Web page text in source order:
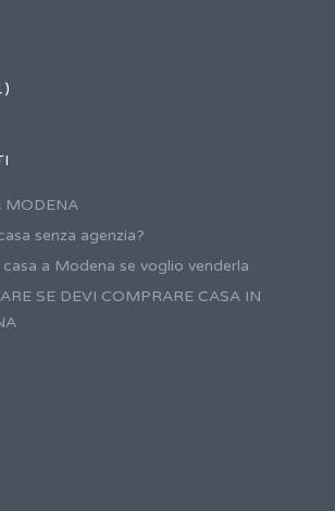
MODENA
senza agenzia?
a Modena se voglio venderla
SE DEVI COMPRARE CASA IN